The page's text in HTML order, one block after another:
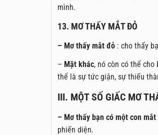
mình.
13. MƠ THẤY MẮT ĐỎ
– Mơ thấy mắt đỏ : cho thấy
– Mặt khác, nó còn có thể
thể là sự tức giận, sự thiếu
III. MỘT SỐ GIẤC MƠ
– Mơ thấy bạn có một con mắt
phiến diện.